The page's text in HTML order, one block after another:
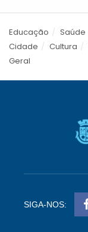
Educação Saúde
Cidade
Cultura
Geral
SIGA-NOS: